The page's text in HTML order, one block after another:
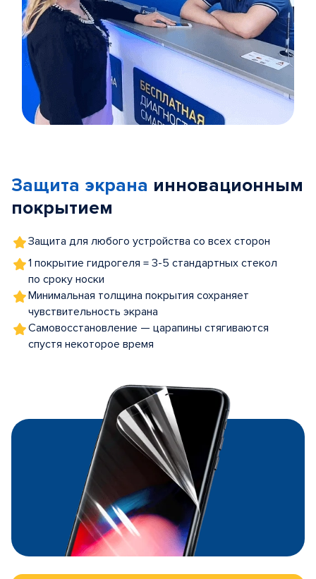
5
Защита экрана инновационным
покрытием
Защита для любого устройства со всех сторон
1 покрытие гидрогеля = 3-5 стандартных стекол
по сроку носки
Минимальная толщина покрытия сохраняет
чувствительность экрана
Самовосстановление — царапины стягиваются
спустя некоторое время